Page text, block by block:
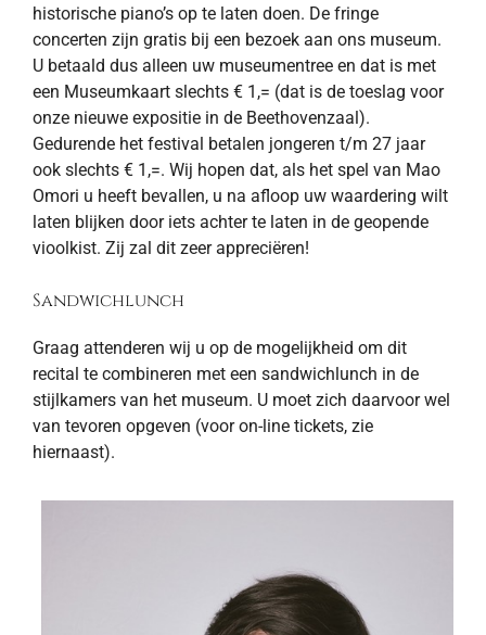
historische piano’s op te laten doen. De fringe
concerten zijn gratis bij een bezoek aan ons museum.
U betaald dus alleen uw museumentree en dat is met
een Museumkaart slechts € 1,= (dat is de toeslag voor
onze nieuwe expositie in de Beethovenzaal).
Gedurende het festival betalen jongeren t/m 27 jaar
ook slechts € 1,=. Wij hopen dat, als het spel van Mao
Omori u heeft bevallen, u na afloop uw waardering wilt
laten blijken door iets achter te laten in de geopende
vioolkist. Zij zal dit zeer appreciëren!
Sandwichlunch
Graag attenderen wij u op de mogelijkheid om dit
recital te combineren met een sandwichlunch in de
stijlkamers van het museum. U moet zich daarvoor wel
van tevoren opgeven (voor on-line tickets, zie
hiernaast).